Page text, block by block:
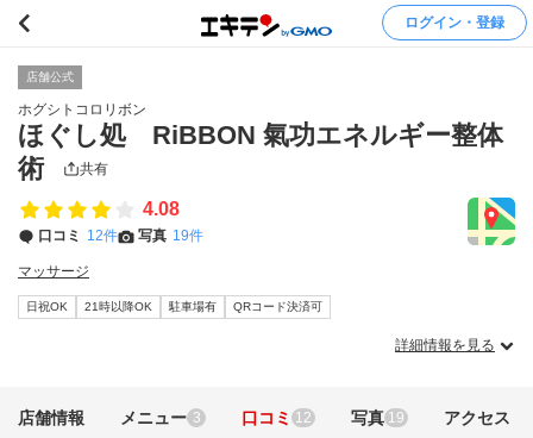
ログイン・登録
店舗公式
ホグシトコロリボン
ほぐし処 RiBBON 氣功エネルギー整体
術
共有
4.08
口コミ 12件 写真 19件
マッサージ
日祝OK 21時以降OK 駐車場有 QRコード決済可
詳細情報を見る
店舗情報 メニュー 3 口コミ 12 写真 19 アクセス